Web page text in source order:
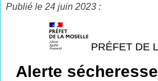
Publié le 24 juin 2023 :
PRÉFET DE
Alerte